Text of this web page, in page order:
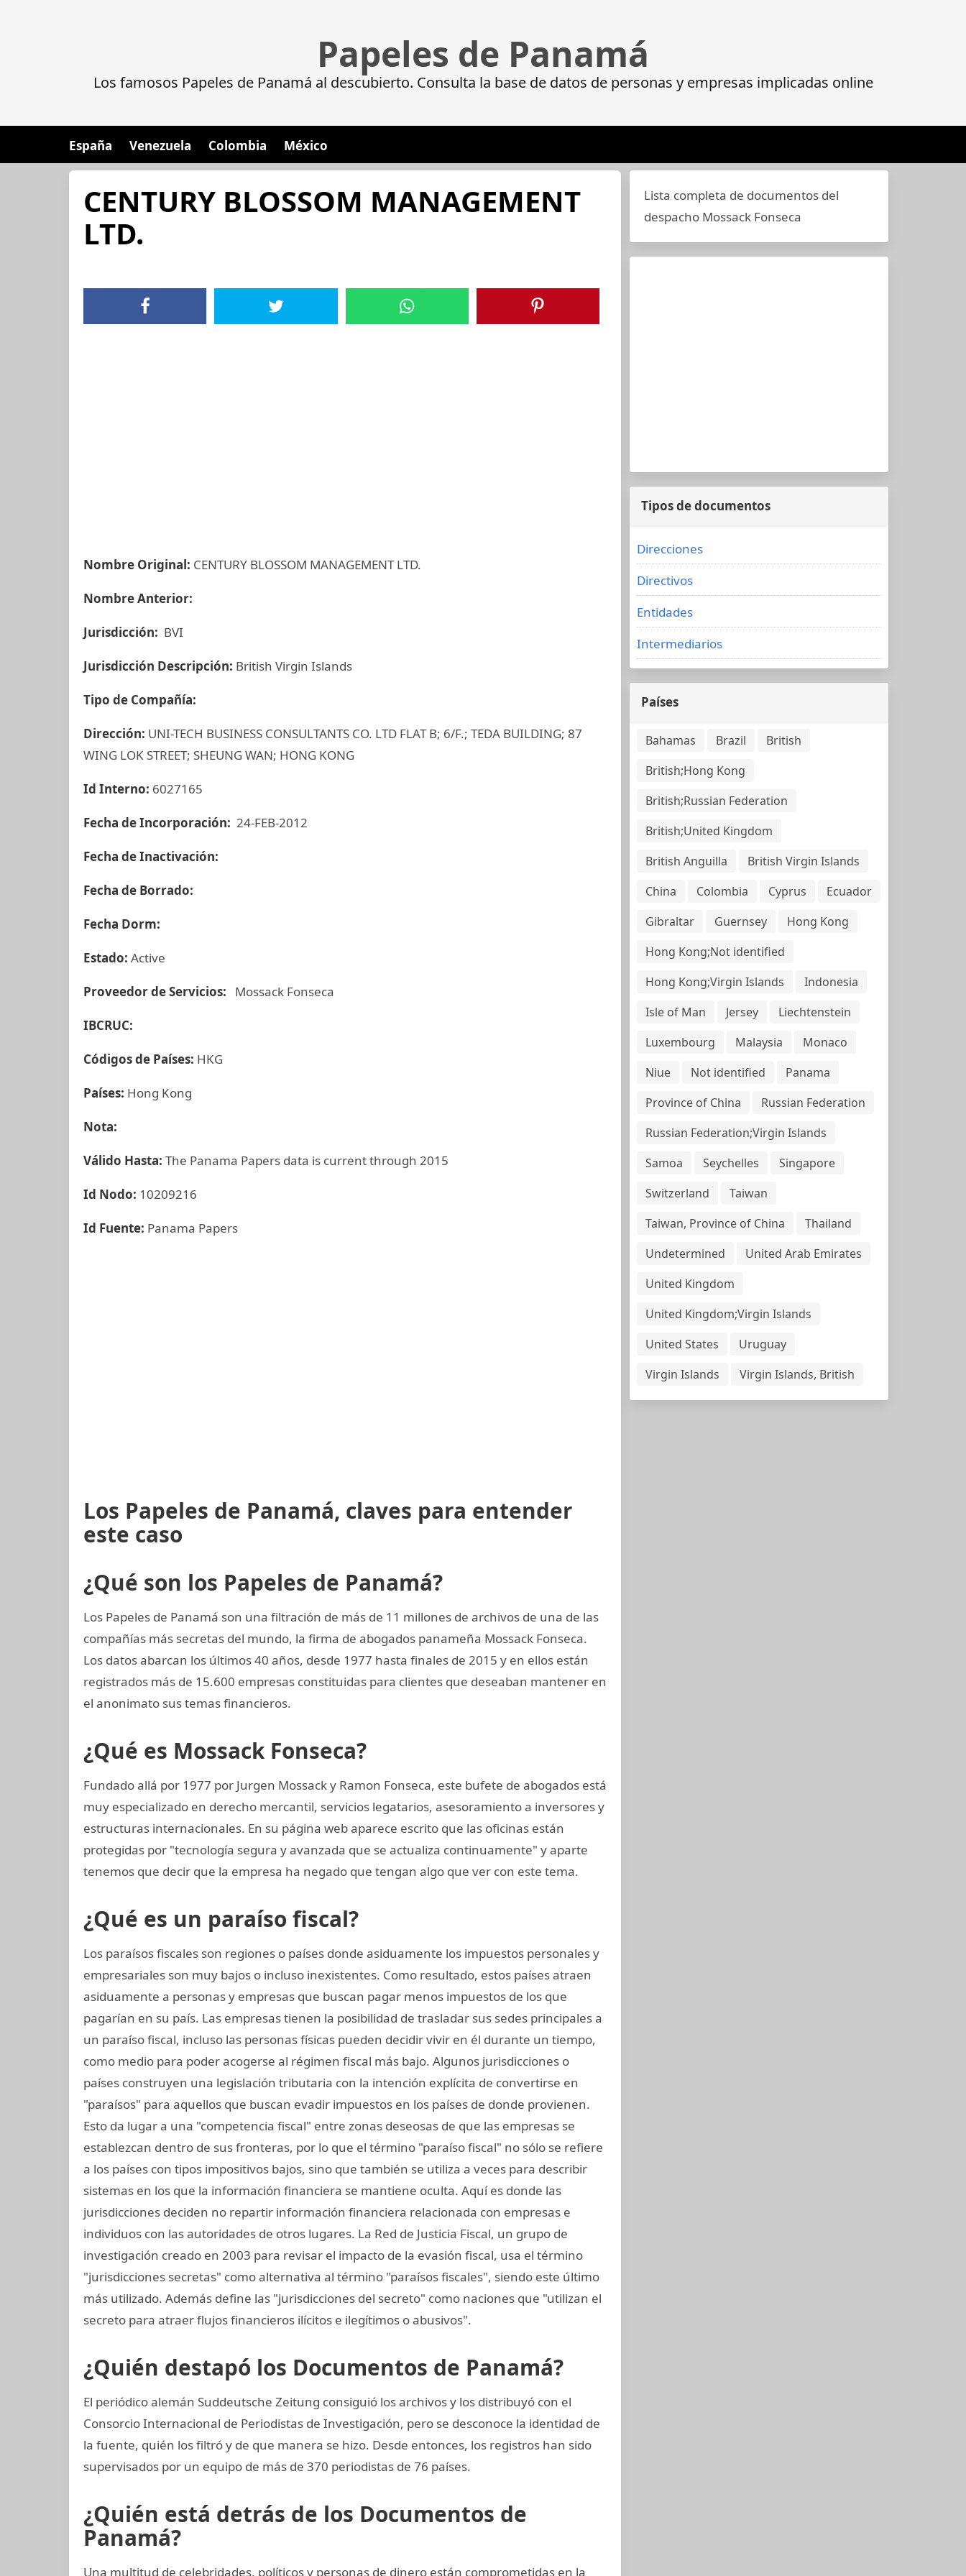
Papeles de Panamá
Los famosos Papeles de Panamá al descubierto. Consulta la base de datos de personas y empresas implicadas online
España Venezuela Colombia México
CENTURY BLOSSOM MANAGEMENT
LTD.
Nombre Original: CENTURY BLOSSOM MANAGEMENT LTD.
Nombre Anterior:
Jurisdicción: BVI
Jurisdicción Descripción: British Virgin Islands
Tipo de Compañía:
Dirección: UNI-TECH BUSINESS CONSULTANTS CO. LTD FLAT B; 6/F.; TEDA BUILDING; 87
WING LOK STREET; SHEUNG WAN; HONG KONG
Id Interno: 6027165
Fecha de Incorporación: 24-FEB-2012
Fecha de Inactivación:
Fecha de Borrado:
Fecha Dorm:
Estado: Active
Proveedor de Servicios: Mossack Fonseca
IBCRUC:
Códigos de Países: HKG
Países: Hong Kong
Nota:
Válido Hasta: The Panama Papers data is current through 2015
Id Nodo: 10209216
Id Fuente: Panama Papers
Los Papeles de Panamá, claves para entender
este caso
¿Qué son los Papeles de Panamá?
Los Papeles de Panamá son una filtración de más de 11 millones de archivos de una de las
compañías más secretas del mundo, la firma de abogados panameña Mossack Fonseca.
Los datos abarcan los últimos 40 años, desde 1977 hasta finales de 2015 y en ellos están
registrados más de 15.600 empresas constituidas para clientes que deseaban mantener en
el anonimato sus temas financieros.
¿Qué es Mossack Fonseca?
Fundado allá por 1977 por Jurgen Mossack y Ramon Fonseca, este bufete de abogados está
muy especializado en derecho mercantil, servicios legatarios, asesoramiento a inversores y
estructuras internacionales. En su página web aparece escrito que las oficinas están
protegidas por "tecnología segura y avanzada que se actualiza continuamente" y aparte
tenemos que decir que la empresa ha negado que tengan algo que ver con este tema.
¿Qué es un paraíso fiscal?
Los paraísos fiscales son regiones o países donde asiduamente los impuestos personales y
empresariales son muy bajos o incluso inexistentes. Como resultado, estos países atraen
asiduamente a personas y empresas que buscan pagar menos impuestos de los que
pagarían en su país. Las empresas tienen la posibilidad de trasladar sus sedes principales a
un paraíso fiscal, incluso las personas físicas pueden decidir vivir en él durante un tiempo,
como medio para poder acogerse al régimen fiscal más bajo. Algunos jurisdicciones o
países construyen una legislación tributaria con la intención explícita de convertirse en
"paraísos" para aquellos que buscan evadir impuestos en los países de donde provienen.
Esto da lugar a una "competencia fiscal" entre zonas deseosas de que las empresas se
establezcan dentro de sus fronteras, por lo que el término "paraíso fiscal" no sólo se refiere
a los países con tipos impositivos bajos, sino que también se utiliza a veces para describir
sistemas en los que la información financiera se mantiene oculta. Aquí es donde las
jurisdicciones deciden no repartir información financiera relacionada con empresas e
individuos con las autoridades de otros lugares. La Red de Justicia Fiscal, un grupo de
investigación creado en 2003 para revisar el impacto de la evasión fiscal, usa el término
"jurisdicciones secretas" como alternativa al término "paraísos fiscales", siendo este último
más utilizado. Además define las "jurisdicciones del secreto" como naciones que "utilizan el
secreto para atraer flujos financieros ilícitos e ilegítimos o abusivos".
¿Quién destapó los Documentos de Panamá?
El periódico alemán Suddeutsche Zeitung consiguió los archivos y los distribuyó con el
Consorcio Internacional de Periodistas de Investigación, pero se desconoce la identidad de
la fuente, quién los filtró y de que manera se hizo. Desde entonces, los registros han sido
supervisados por un equipo de más de 370 periodistas de 76 países.
¿Quién está detrás de los Documentos de
Panamá?
Una multitud de celebridades, políticos y personas de dinero están comprometidas en la
Lista completa de documentos del
despacho Mossack Fonseca
Tipos de documentos
Direcciones
Directivos
Entidades
Intermediarios
Países
Bahamas Brazil
British
British;Hong Kong
British;Russian Federation
British;United Kingdom
British Anguilla
British Virgin Islands
China
Colombia Cyprus
Ecuador
Gibraltar
Guernsey
Hong Kong
Hong Kong;Not identified
Hong Kong;Virgin Islands
Indonesia
Isle of Man
Jersey
Liechtenstein
Luxembourg
Malaysia
Monaco
Niue
Not identified
Panama
Province of China
Russian Federation
Russian Federation;Virgin Islands
Samoa
Seychelles
Singapore
Switzerland
Taiwan
Taiwan, Province of China
Thailand
Undetermined
United Arab Emirates
United Kingdom
United Kingdom;Virgin Islands
United States
Uruguay
Virgin Islands
Virgin Islands, British